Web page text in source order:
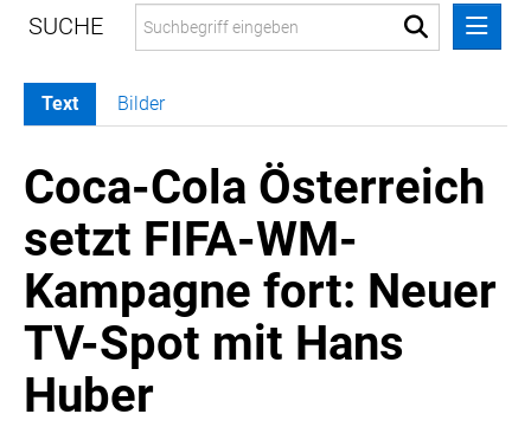
MELDUNGEN
COCA-COLA
COCA-COLA HBC ÖSTERREICH
RÖMERQUELLE
ÖSTERREICHISCHE SPORTHILFE
KESCH
BARFLY'S CLUB
Text Bilder
Coca-Cola Österreich
setzt FIFA-WM-
Kampagne fort: Neuer
TV-Spot mit Hans
Huber